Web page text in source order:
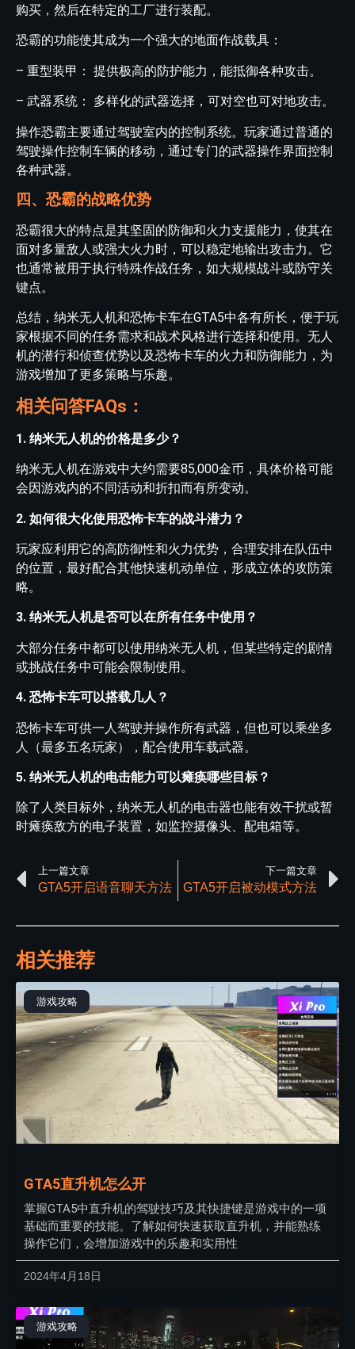
购买，然后在特定的工厂进行装配。
恐霸的功能使其成为一个强大的地面作战载具：
– 重型装甲： 提供极高的防护能力，能抵御各种攻击。
– 武器系统： 多样化的武器选择，可对空也可对地攻击。
操作恐霸主要通过驾驶室内的控制系统。玩家通过普通的
驾驶操作控制车辆的移动，通过专门的武器操作界面控制
各种武器。
四、恐霸的战略优势
恐霸很大的特点是其坚固的防御和火力支援能力，使其在
面对多量敌人或强大火力时，可以稳定地输出攻击力。它
也通常被用于执行特殊作战任务，如大规模战斗或防守关
键点。
总结，纳米无人机和恐怖卡车在GTA5中各有所长，便于玩
家根据不同的任务需求和战术风格进行选择和使用。无人
机的潜行和侦查优势以及恐怖卡车的火力和防御能力，为
游戏增加了更多策略与乐趣。
相关问答FAQs：
1. 纳米无人机的价格是多少？
纳米无人机在游戏中大约需要85,000金币，具体价格可能
会因游戏内的不同活动和折扣而有所变动。
2. 如何很大化使用恐怖卡车的战斗潜力？
玩家应利用它的高防御性和火力优势，合理安排在队伍中
的位置，最好配合其他快速机动单位，形成立体的攻防策
略。
3. 纳米无人机是否可以在所有任务中使用？
大部分任务中都可以使用纳米无人机，但某些特定的剧情
或挑战任务中可能会限制使用。
4. 恐怖卡车可以搭载几人？
恐怖卡车可供一人驾驶并操作所有武器，但也可以乘坐多
人（最多五名玩家），配合使用车载武器。
5. 纳米无人机的电击能力可以瘫痪哪些目标？
除了人类目标外，纳米无人机的电击器也能有效干扰或暂
时瘫痪敌方的电子装置，如监控摄像头、配电箱等。
上一篇文章
GTA5开启语音聊天方法
下一篇文章
GTA5开启被动模式方法
相关推荐
游戏攻略
GTA5直升机怎么开
掌握GTA5中直升机的驾驶技巧及其快捷键是游戏中的一项
基础而重要的技能。了解如何快速获取直升机，并能熟练
操作它们，会增加游戏中的乐趣和实用性
2024年4月18日
游戏攻略